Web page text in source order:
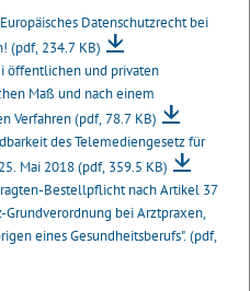
Datenschutzrecht bei
(pdf, 234.7 KB)
öffentlichen und privaten
Maß und nach einem
Verfahren(pdf, 78.7 KB)
des Telemediengesetz für
Mai 2018(pdf, 359.5 KB)
Bestellpflicht nach Artikel 37
Grundverordnung bei Arztpraxen,
eines Gesundheitsberufs". (pdf,